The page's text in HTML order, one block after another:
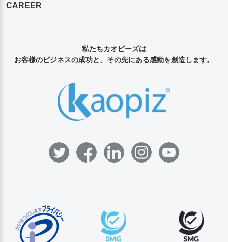
CAREER
私たちカオピーズは
お客様のビジネスの成功と、その先にある感動を創造します。